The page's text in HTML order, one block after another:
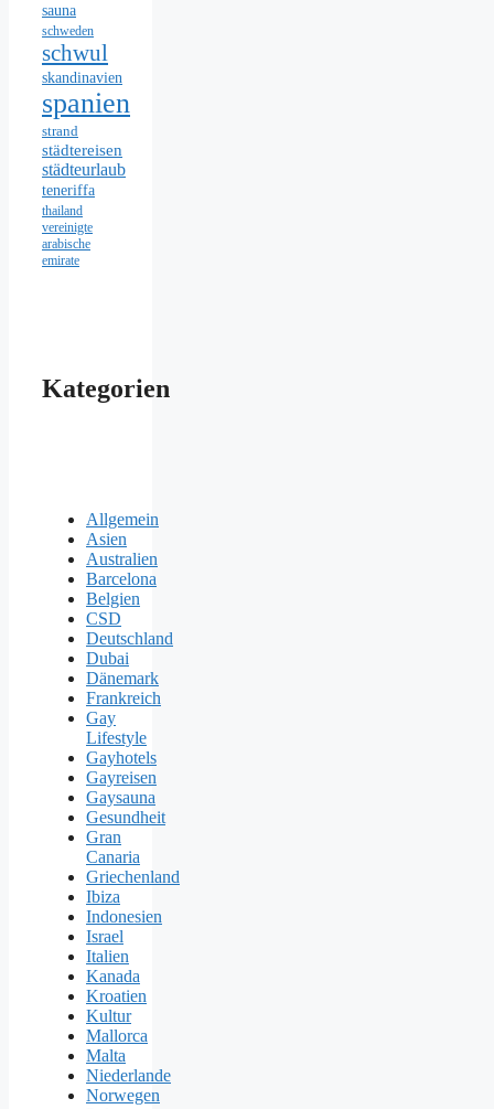
sauna
schweden
schwul
skandinavien
spanien
strand
städtereisen
städteurlaub
teneriffa
thailand
vereinigte
arabische
emirate
Kategorien
Allgemein
Asien
Australien
Barcelona
Belgien
CSD
Deutschland
Dubai
Dänemark
Frankreich
Gay
Lifestyle
Gayhotels
Gayreisen
Gaysauna
Gesundheit
Gran
Canaria
Griechenland
Ibiza
Indonesien
Israel
Italien
Kanada
Kroatien
Kultur
Mallorca
Malta
Niederlande
Norwegen